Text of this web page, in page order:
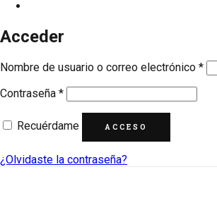
Acceder
Nombre de usuario o correo electrónico *
Contraseña *Obligatorio
Recuérdame ACCESO
¿Olvidaste la contraseña?